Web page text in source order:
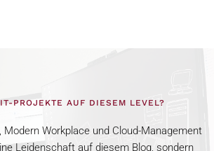
PROJEKTE AUF DIESEM LEVEL?
Modern Workplace und Cloud-Management
Leidenschaft auf diesem Blog, sondern